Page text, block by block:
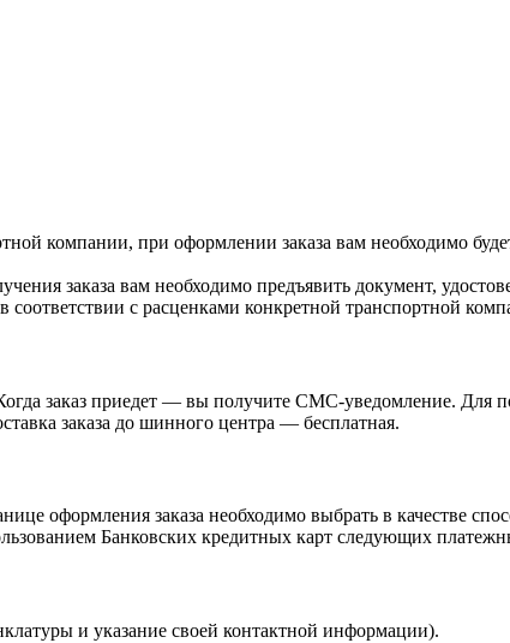
компании, при оформлении заказа вам необходимо
заказа вам необходимо предъявить документ,
с расценками конкретной транспортной
заказ приедет — вы получите СМС-уведомление. Для
заказа до шинного центра — бесплатная.
оформления заказа необходимо выбрать в качестве
Банковских кредитных карт следующих
и указание своей контактной информации).